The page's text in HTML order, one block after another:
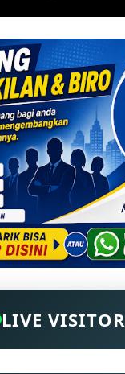
LIVE VISITOR